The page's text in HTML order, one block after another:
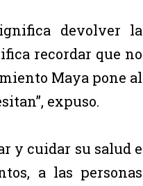
devolver la
recordar que no
Maya pone al
expuso.
y cuidar su salud e
a las personas